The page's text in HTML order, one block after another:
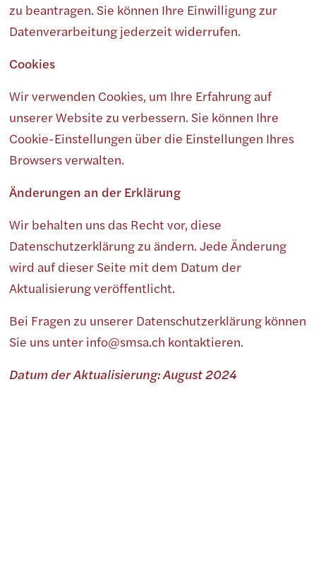
zu beantragen. Sie können Ihre Einwilligung zur
Datenverarbeitung jederzeit widerrufen.
Cookies
Wir verwenden Cookies, um Ihre Erfahrung auf
unserer Website zu verbessern. Sie können Ihre
Cookie-Einstellungen über die Einstellungen Ihres
Browsers verwalten.
Änderungen an der Erklärung
Wir behalten uns das Recht vor, diese
Datenschutzerklärung zu ändern. Jede Änderung
wird auf dieser Seite mit dem Datum der
Aktualisierung veröffentlicht.
Bei Fragen zu unserer Datenschutzerklärung können
Sie uns unter info@smsa.ch kontaktieren.
Datum der Aktualisierung: August 2024